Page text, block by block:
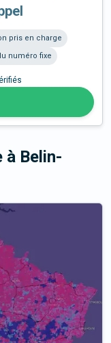
pris en charge
numéro fixe
à Belin-